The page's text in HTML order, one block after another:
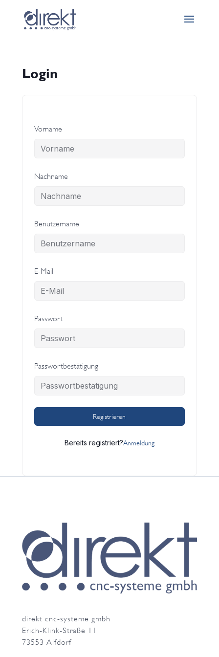
Login
Vorname
Nachname
Benutzername
E-Mail
Passwort
Passwortbestätigung
Registrieren
Bereits registriert?Anmeldung
direkt cnc-systeme gmbh
Erich-Klink-Straße 11
73553 Alfdorf